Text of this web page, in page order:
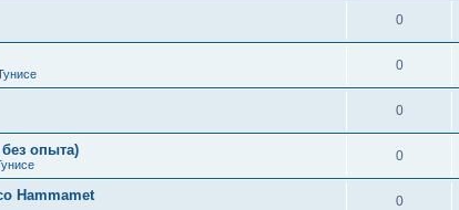
0
0
0
опыта) 0
Hammamet 0